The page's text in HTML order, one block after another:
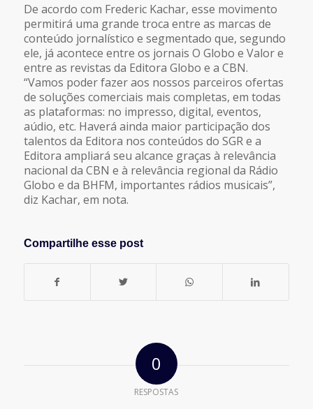
De acordo com Frederic Kachar, esse movimento
permitirá uma grande troca entre as marcas de
conteúdo jornalístico e segmentado que, segundo
ele, já acontece entre os jornais O Globo e Valor e
entre as revistas da Editora Globo e a CBN.
“Vamos poder fazer aos nossos parceiros ofertas
de soluções comerciais mais completas, em todas
as plataformas: no impresso, digital, eventos,
aúdio, etc. Haverá ainda maior participação dos
talentos da Editora nos conteúdos do SGR e a
Editora ampliará seu alcance graças à relevância
nacional da CBN e à relevância regional da Rádio
Globo e da BHFM, importantes rádios musicais”,
diz Kachar, em nota.
Compartilhe esse post
0
RESPOSTAS